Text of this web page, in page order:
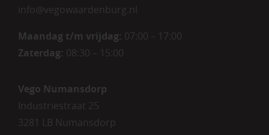
info@vegowaardenburg.nl
Maandag t/m vrijdag: 07:00 – 17:00
Zaterdag: 08:30 – 15:00
Vego Numansdorp
Industriestraat 25
3281 LB Numansdorp